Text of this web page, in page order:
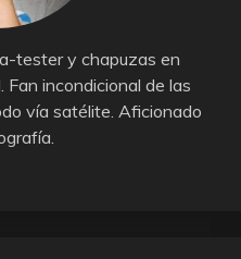
tester y chapuzas en
Fan incondicional de las
vía satélite. Aficionado